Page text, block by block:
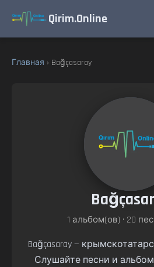
Qirim.Online
Главная › Bağçasaray
1 альбом(ов) • 20
Bağçasaray —
Слушайте песни и